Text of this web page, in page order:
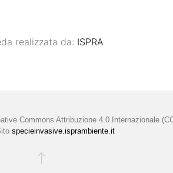
realizzata da: ISPRA
Commons Attribuzione 4.0 Internazionale
specieinvasive.isprambiente.it